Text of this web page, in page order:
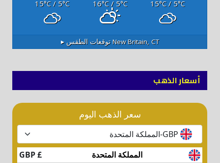
15°C / 5°C
16°C/ 5°C
15°C/ 5°C
New Britain, CTتوقعات الطقس ▸
أسعار الذهب